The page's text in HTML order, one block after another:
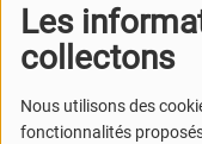
Les
collectons
Nous utilisons des
fonctionnalités
Carré